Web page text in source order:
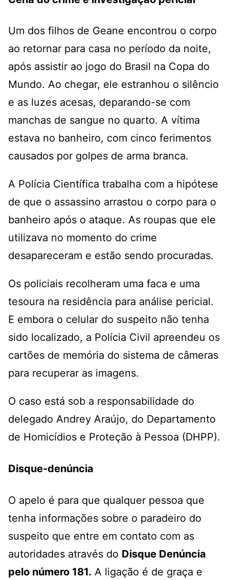
Um dos filhos de Geane encontrou o corpo
ao retornar para casa no período da noite,
após assistir ao jogo do Brasil na Copa do
Mundo. Ao chegar, ele estranhou o silêncio
e as luzes acesas, deparando-se com
manchas de sangue no quarto. A vítima
estava no banheiro, com cinco ferimentos
causados por golpes de arma branca.
A Polícia Científica trabalha com a hipótese
de que o assassino arrastou o corpo para o
banheiro após o ataque. As roupas que ele
utilizava no momento do crime
desapareceram e estão sendo procuradas.
Os policiais recolheram uma faca e uma
tesoura na residência para análise pericial.
E embora o celular do suspeito não tenha
sido localizado, a Polícia Civil apreendeu os
cartões de memória do sistema de câmeras
para recuperar as imagens.
O caso está sob a responsabilidade do
delegado Andrey Araújo, do Departamento
de Homicídios e Proteção à Pessoa (DHPP).
Disque-denúncia
O apelo é para que qualquer pessoa que
tenha informações sobre o paradeiro do
suspeito que entre em contato com as
autoridades através do Disque Denúncia
pelo número 181. A ligação é de graça e